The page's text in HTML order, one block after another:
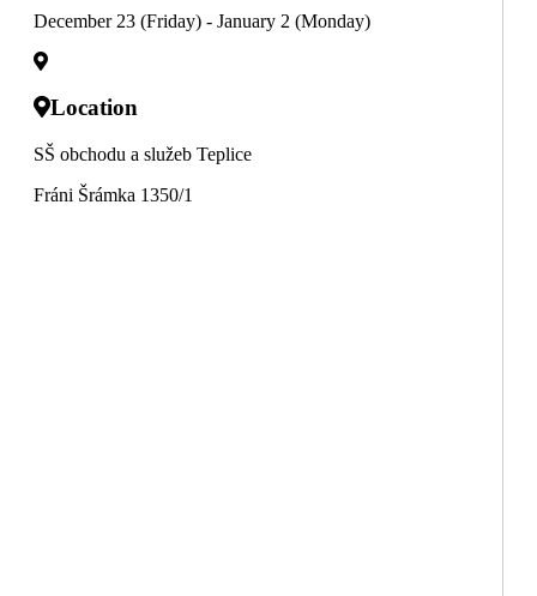
December 23 (Friday) - January 2 (Monday)
Location
SŠ obchodu a služeb Teplice
Fráni Šrámka 1350/1